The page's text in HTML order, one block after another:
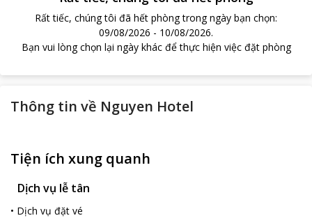
Rất tiếc, chúng tôi đã hết phòng trong ngày bạn chọn:
09/08/2026 - 10/08/2026.
Bạn vui lòng chọn lại ngày khác để thực hiện việc đặt phòng
Thông tin về Nguyen Hotel
Tiện ích xung quanh
Dịch vụ lễ tân
• Dịch vụ đặt vé